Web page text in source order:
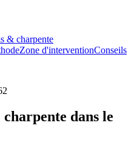
& charpente
Zone d'interventionConseils
dans le